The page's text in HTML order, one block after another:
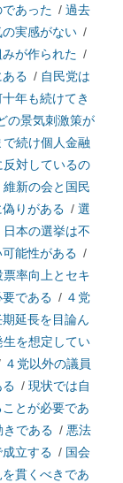
あった / 過去
実感がない /
が作られた /
る / 自民党は
年も続けてき
の景気刺激策が
続け個人金融
反対しているの
維新の会と国民
りがある / 選
日本の選挙は不
能性がある /
票率向上とセキ
である / ４党
延長を目論ん
を想定してい
４党以外の議員
/ 現状では自
とが必要であ
である / 悪法
立する / 国会
貫くべきであ